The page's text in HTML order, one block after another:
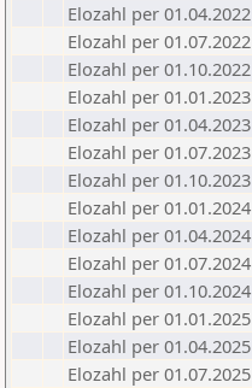
Elozahl per 01.04.2022
Elozahl per 01.07.2022
Elozahl per 01.10.2022
Elozahl per 01.01.2023
Elozahl per 01.04.2023
Elozahl per 01.07.2023
Elozahl per 01.10.2023
Elozahl per 01.01.2024
Elozahl per 01.04.2024
Elozahl per 01.07.2024
Elozahl per 01.10.2024
Elozahl per 01.01.2025
Elozahl per 01.04.2025
Elozahl per 01.07.2025